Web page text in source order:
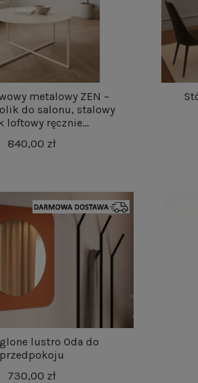
metalowy ZEN –
do salonu, stalowy
loftowy ręcznie...
840,00 zł
lustro Oda do
przedpokoju
730,00 zł